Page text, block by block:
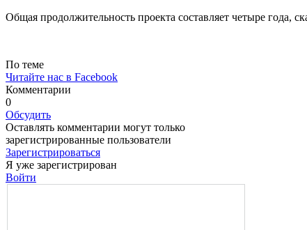
Общая продолжительность проекта составляет четыре года,
По теме
Читайте нас в Facebook
Комментарии
0
Обсудить
Оставлять комментарии могут только
зарегистрированные пользователи
Зарегистрироваться
Я уже зарегистрирован
Войти